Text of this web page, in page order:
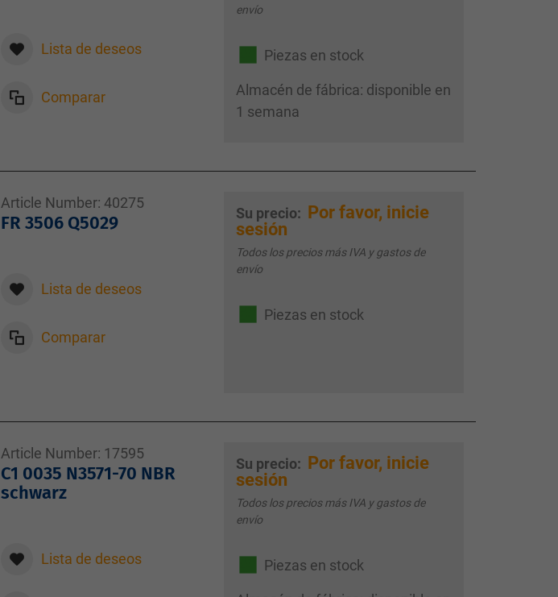
Lista de deseos
Comparar
envío
Piezas en stock
Almacén de fábrica: disponible en
1 semana
Article Number: 40275
FR 3506 Q5029
Lista de deseos
Comparar
Su precio: Por favor, inicie
sesión
Todos los precios más IVA y gastos de
envío
Piezas en stock
Article Number: 17595
C1 0035 N3571-70 NBR
schwarz
Lista de deseos
Su precio: Por favor, inicie
sesión
Todos los precios más IVA y gastos de
envío
Piezas en stock